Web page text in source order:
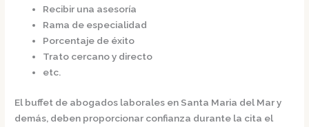
Recibir una asesoría
Rama de especialidad
Porcentaje de éxito
Trato cercano y directo
etc.
El buffet de abogados laborales en Santa Maria del Mary
demás, deben proporcionar confianza durante la cita el